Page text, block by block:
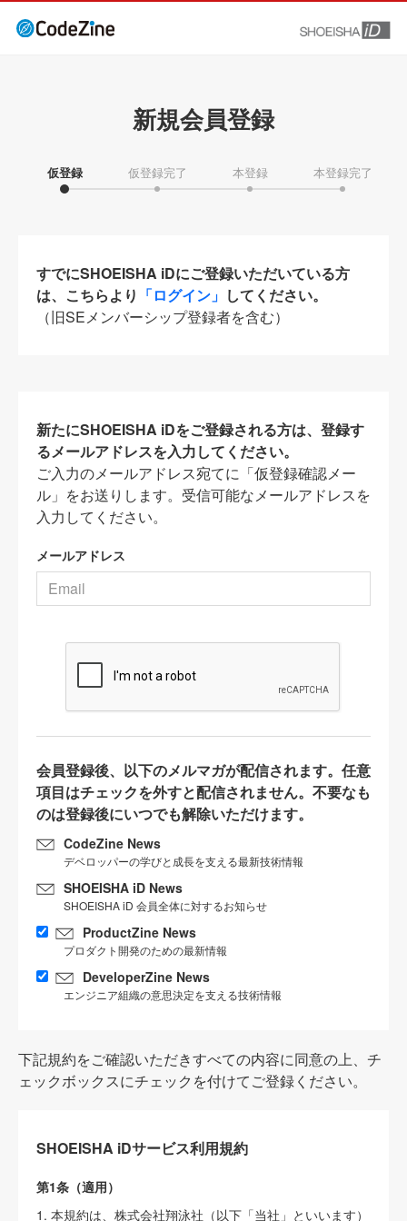
新規会員登録
仮登録 仮登録完了 本登録 本登録完了
すでにSHOEISHA iDにご登録いただいている方
は、こちらより 「ログイン」 してください。
（旧SEメンバーシップ登録者を含む）
新たにSHOEISHA iDをご登録される方は、登録す
るメールアドレスを入力してください。
ご入力のメールアドレス宛てに「仮登録確認メー
ル」をお送りします。受信可能なメールアドレスを
入力してください。
メールアドレス
会員登録後、以下のメルマガが配信されます。任意
項目はチェックを外すと配信されません。不要なも
のは登録後にいつでも解除いただけます。
CodeZine News
デベロッパーの学びと成長を支える最新技術情報
SHOEISHA iD News
SHOEISHA iD 会員全体に対するお知らせ
ProductZine News
プロダクト開発のための最新情報
DeveloperZine News
エンジニア組織の意思決定を支える技術情報
下記規約をご確認いただきすべての内容に同意の上、チ
ェックボックスにチェックを付けてご登録ください。
SHOEISHA iDサービス利用規約
第1条（適用）
1. 本規約は、株式会社翔泳社（以下「当社」といいます）